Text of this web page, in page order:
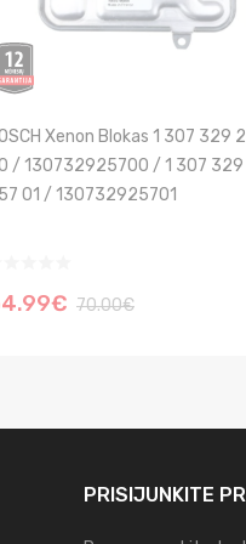
Xenon Blokas 1 307 329
/ 130732925700 / 1 307 329
01 / 130732925701
70.00€
PRISIJUNKITE